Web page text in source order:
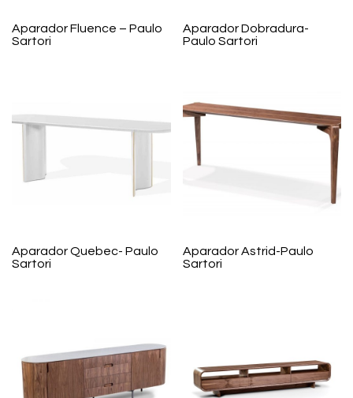
Aparador Fluence – Paulo
Sartori
Aparador Dobradura-
Paulo Sartori
Aparador Quebec- Paulo
Sartori
Aparador Astrid-Paulo
Sartori